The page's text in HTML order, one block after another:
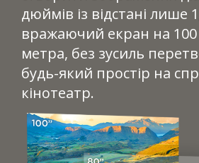
дюймів із відстані лише
вражаючий екран на 100
метра, без зусиль
будь-який простір на
кінотеатр.